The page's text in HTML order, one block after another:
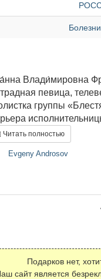
Влади́мировна
певица,
группы
Читать полностью
Evgeny Androsov
Подарков нет,
сайт является